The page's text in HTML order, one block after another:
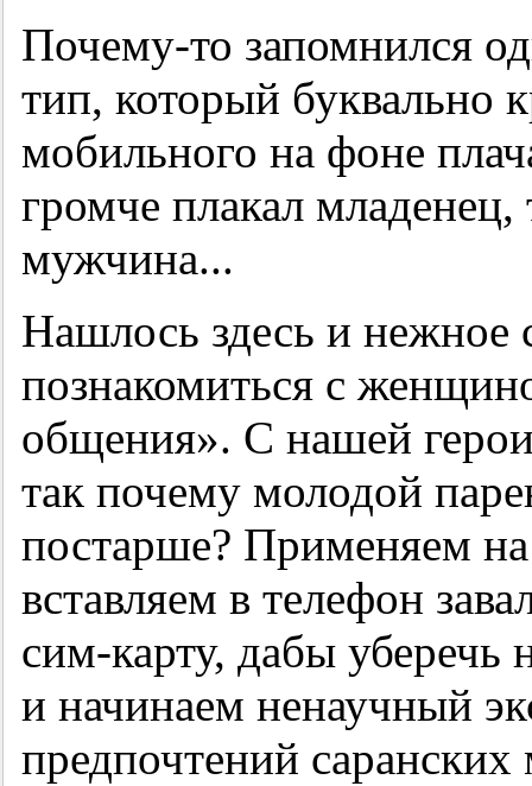
Почему-то запомнился
тип, который буквально
мобильного на фоне
громче плакал
мужчина...
Нашлось здесь и нежное
познакомиться с
общения». С нашей
так почему молодой
постарше? Применяем
вставляем в телефон
сим-карту, дабы уберечь
и начинаем ненаучный
предпочтений